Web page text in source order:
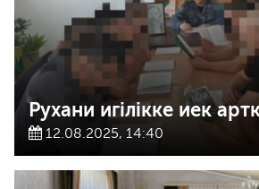
Рухани игілікке иек
12.08.2025, 14:40